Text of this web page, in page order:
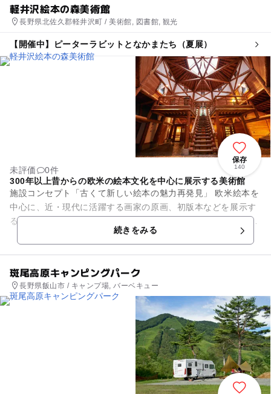
軽井沢絵本の森美術館
長野県北佐久郡軽井沢町 / 美術館, 図書館, 観光
【開催中】ピーターラビットとなかまたち（夏展）
保存
140
未評価
0件
300年以上昔からの欧米の絵本文化を中心に展示する美術館
施設コンセプト「古くて新しい絵本の魅力再発見」 欧米絵本を
中心に、近・現代に活躍する画家の原画、初版本などを展示す
る絵本専門の美術館で、年間2～3回企画展を開催しています。
続きをみる
斑尾高原キャンピングパーク
長野県飯山市 / キャンプ場, バーベキュー